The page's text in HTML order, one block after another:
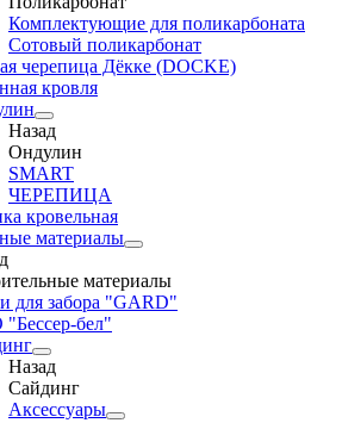
Комплектующие для поликарбоната
Сотовый поликарбонат
черепица Дёкке (DOCKE)
кровля
Назад
Ондулин
SMART
ЧЕРЕПИЦА
кровельная
материалы
материалы
для забора "GARD"
бел"
Назад
Сайдинг
Аксессуары